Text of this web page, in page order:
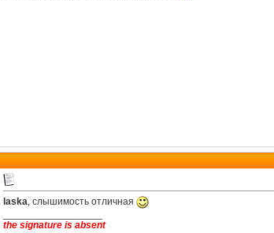
laska, слышимость отличная
the signature is absent